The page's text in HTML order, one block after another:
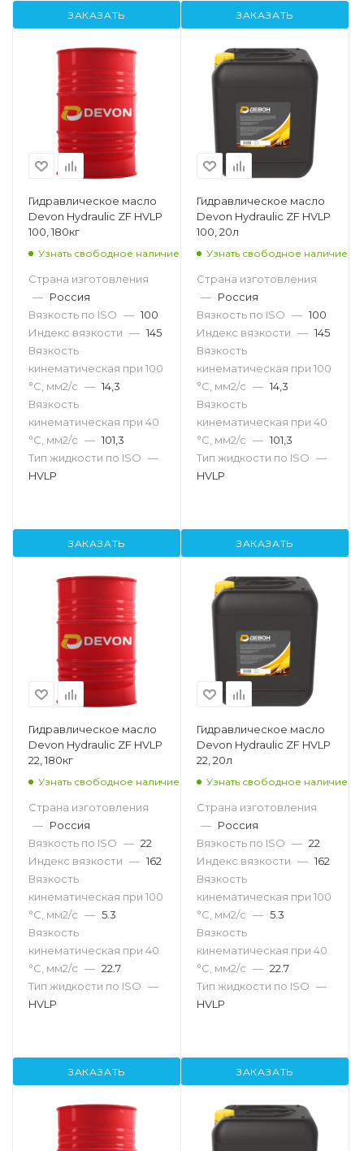
ЗАКАЗАТЬ ЗАКАЗАТЬ
Гидравлическое масло
Devon Hydraulic ZF HVLP
100, 180кг
Узнать свободное наличие
Страна изготовления
— Россия
Вязкость по ISO — 100
Индекс вязкости — 145
Вязкость
кинематическая при 100
°С, мм2/с — 14,3
Вязкость
кинематическая при 40
°С, мм2/с — 101,3
Тип жидкости по ISO —
HVLP
ЗАКАЗАТЬ
Гидравлическое масло
Devon Hydraulic ZF HVLP
100, 20л
Узнать свободное наличие
Страна изготовления
— Россия
Вязкость по ISO — 100
Индекс вязкости — 145
Вязкость
кинематическая при 100
°С, мм2/с — 14,3
Вязкость
кинематическая при 40
°С, мм2/с — 101,3
Тип жидкости по ISO —
HVLP
ЗАКАЗАТЬ
Гидравлическое масло
Devon Hydraulic ZF HVLP
22, 180кг
Узнать свободное наличие
Страна изготовления
— Россия
Вязкость по ISO — 22
Индекс вязкости — 162
Вязкость
кинематическая при 100
°С, мм2/с — 5.3
Вязкость
кинематическая при 40
°С, мм2/с — 22.7
Тип жидкости по ISO —
HVLP
ЗАКАЗАТЬ
Гидравлическое масло
Devon Hydraulic ZF HVLP
22, 20л
Узнать свободное наличие
Страна изготовления
— Россия
Вязкость по ISO — 22
Индекс вязкости — 162
Вязкость
кинематическая при 100
°С, мм2/с — 5.3
Вязкость
кинематическая при 40
°С, мм2/с — 22.7
Тип жидкости по ISO —
HVLP
ЗАКАЗАТЬ